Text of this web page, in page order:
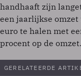
handhaaft zijn
een jaarlijkse
euro te halen met
procent op de omzet.
GERELATEERDE